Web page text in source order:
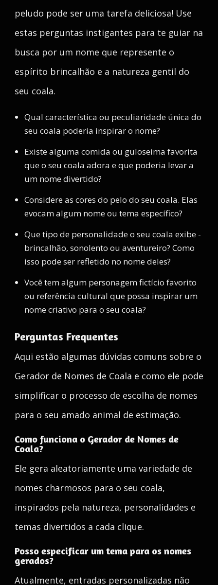
peludo pode ser uma tarefa deliciosa! Use
estas perguntas instigantes para te guiar na
busca por um nome que represente o
espírito brincalhão e a natureza gentil do
seu coala.
Qual característica ou peculiaridade única do
seu coala poderia inspirar o nome?
Existe alguma comida ou guloseima favorita
que o seu coala adora e que poderia levar a
um nome divertido?
Considere as cores do pelo do seu coala. Elas
evocam algum nome ou tema específico?
Que tipo de personalidade o seu coala exibe -
brincalhão, sonolento ou aventureiro? Como
isso pode ser refletido no nome deles?
Você tem algum personagem fictício favorito
ou referência cultural que possa inspirar um
nome criativo para o seu coala?
Perguntas Frequentes
Aqui estão algumas dúvidas comuns sobre o
Gerador de Nomes de Coala e como ele pode
simplificar o processo de escolha de nomes
para o seu amado animal de estimação.
Como funciona o Gerador de Nomes de
Coala?
Ele gera aleatoriamente uma variedade de
nomes charmosos para o seu coala,
inspirados pela natureza, personalidades e
temas divertidos a cada clique.
Posso especificar um tema para os nomes
gerados?
Atualmente, entradas personalizadas não